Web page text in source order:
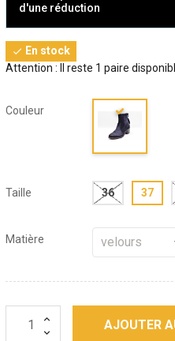
d'une réduction
 En stock
Attention : Il reste 1 paire
Couleur
Taille 36 37
Matière
AJOUTER